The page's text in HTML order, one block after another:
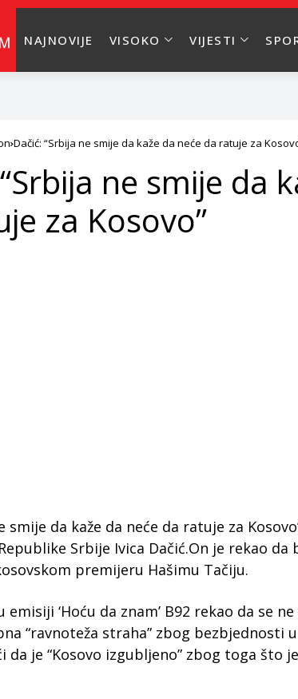
NAJNOVIJE VISOKO VIJESTI
Dačić: “Srbija ne smije da kaže da neće da ratuje za
ne smije da
za Kosovo”
smije da kaže da neće da ratuje za
Srbije Ivica Dačić.On je rekao
premijeru Hašimu Tačiju.
emisiji ‘Hoću da znam’ B92 rekao da se
“ravnoteža straha” zbog bezbjednosti
da je “Kosovo izgubljeno” zbog toga što